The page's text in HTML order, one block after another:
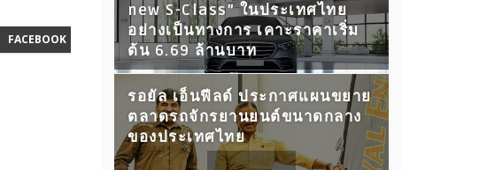
FACEBOOK
new S-Class” ในประเทศไทย
อย่างเป็นทางการ เคาะราคาเริ่ม
ต้น 6.69 ล้านบาท
รอยัล เอ็นฟีลด์ ประกาศแผนขยาย
ตลาดรถจักรยานยนต์ขนาดกลาง
ของประเทศไทย